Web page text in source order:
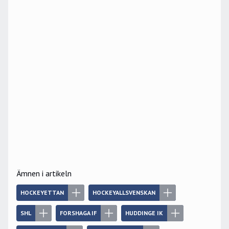
Ämnen i artikeln
HOCKEYETTAN HOCKEYALLSVENSKAN
SHL FORSHAGA IF HUDDINGE IK